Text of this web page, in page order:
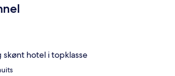
hotel i topklasse